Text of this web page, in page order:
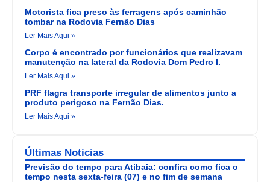
Motorista fica preso às ferragens após caminhão
tombar na Rodovia Fernão Dias
Ler Mais Aqui »
Corpo é encontrado por funcionários que realizavam
manutenção na lateral da Rodovia Dom Pedro I.
Ler Mais Aqui »
PRF flagra transporte irregular de alimentos junto a
produto perigoso na Fernão Dias.
Ler Mais Aqui »
Últimas Noticias
Previsão do tempo para Atibaia: confira como fica o
tempo nesta sexta-feira (07) e no fim de semana